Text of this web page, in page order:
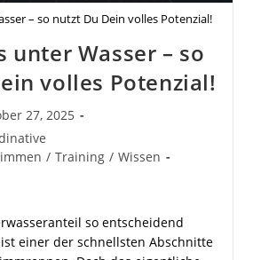
– so nutzt Du Dein volles Potenzial!
unter Wasser – so
volles Potenzial!
27, 2025
/ Training / Wissen
so entscheidend
einer der schnellsten Abschnitte